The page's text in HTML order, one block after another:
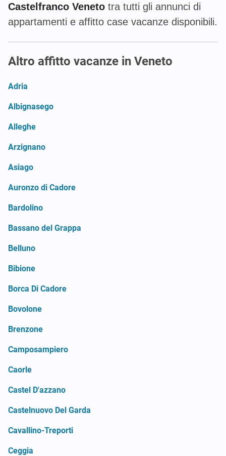
Castelfranco Veneto tra tutti gli annunci di
appartamenti e affitto case vacanze disponibili.
Altro affitto vacanze in Veneto
Adria
Albignasego
Alleghe
Arzignano
Asiago
Auronzo di Cadore
Bardolino
Bassano del Grappa
Belluno
Bibione
Borca Di Cadore
Bovolone
Brenzone
Camposampiero
Caorle
Castel D'azzano
Castelnuovo Del Garda
Cavallino-Treporti
Ceggia